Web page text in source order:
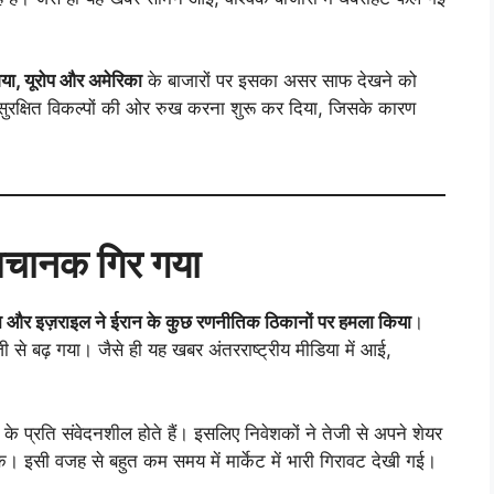
यूरोप और अमेरिकाके बाजारों पर इसका असर साफ देखने को
विकल्पों की ओर रुख करना शुरू कर दिया, जिसके कारण
गिर गया
और इज़राइल ने ईरान के कुछ रणनीतिक ठिकानों पर हमला किया।
से बढ़ गया। जैसे ही यह खबर अंतरराष्ट्रीय मीडिया में आई,
के प्रति संवेदनशील होते हैं। इसलिए निवेशकों ने तेजी से अपने शेयर
वजह से बहुत कम समय में मार्केट में भारी गिरावट देखी गई।